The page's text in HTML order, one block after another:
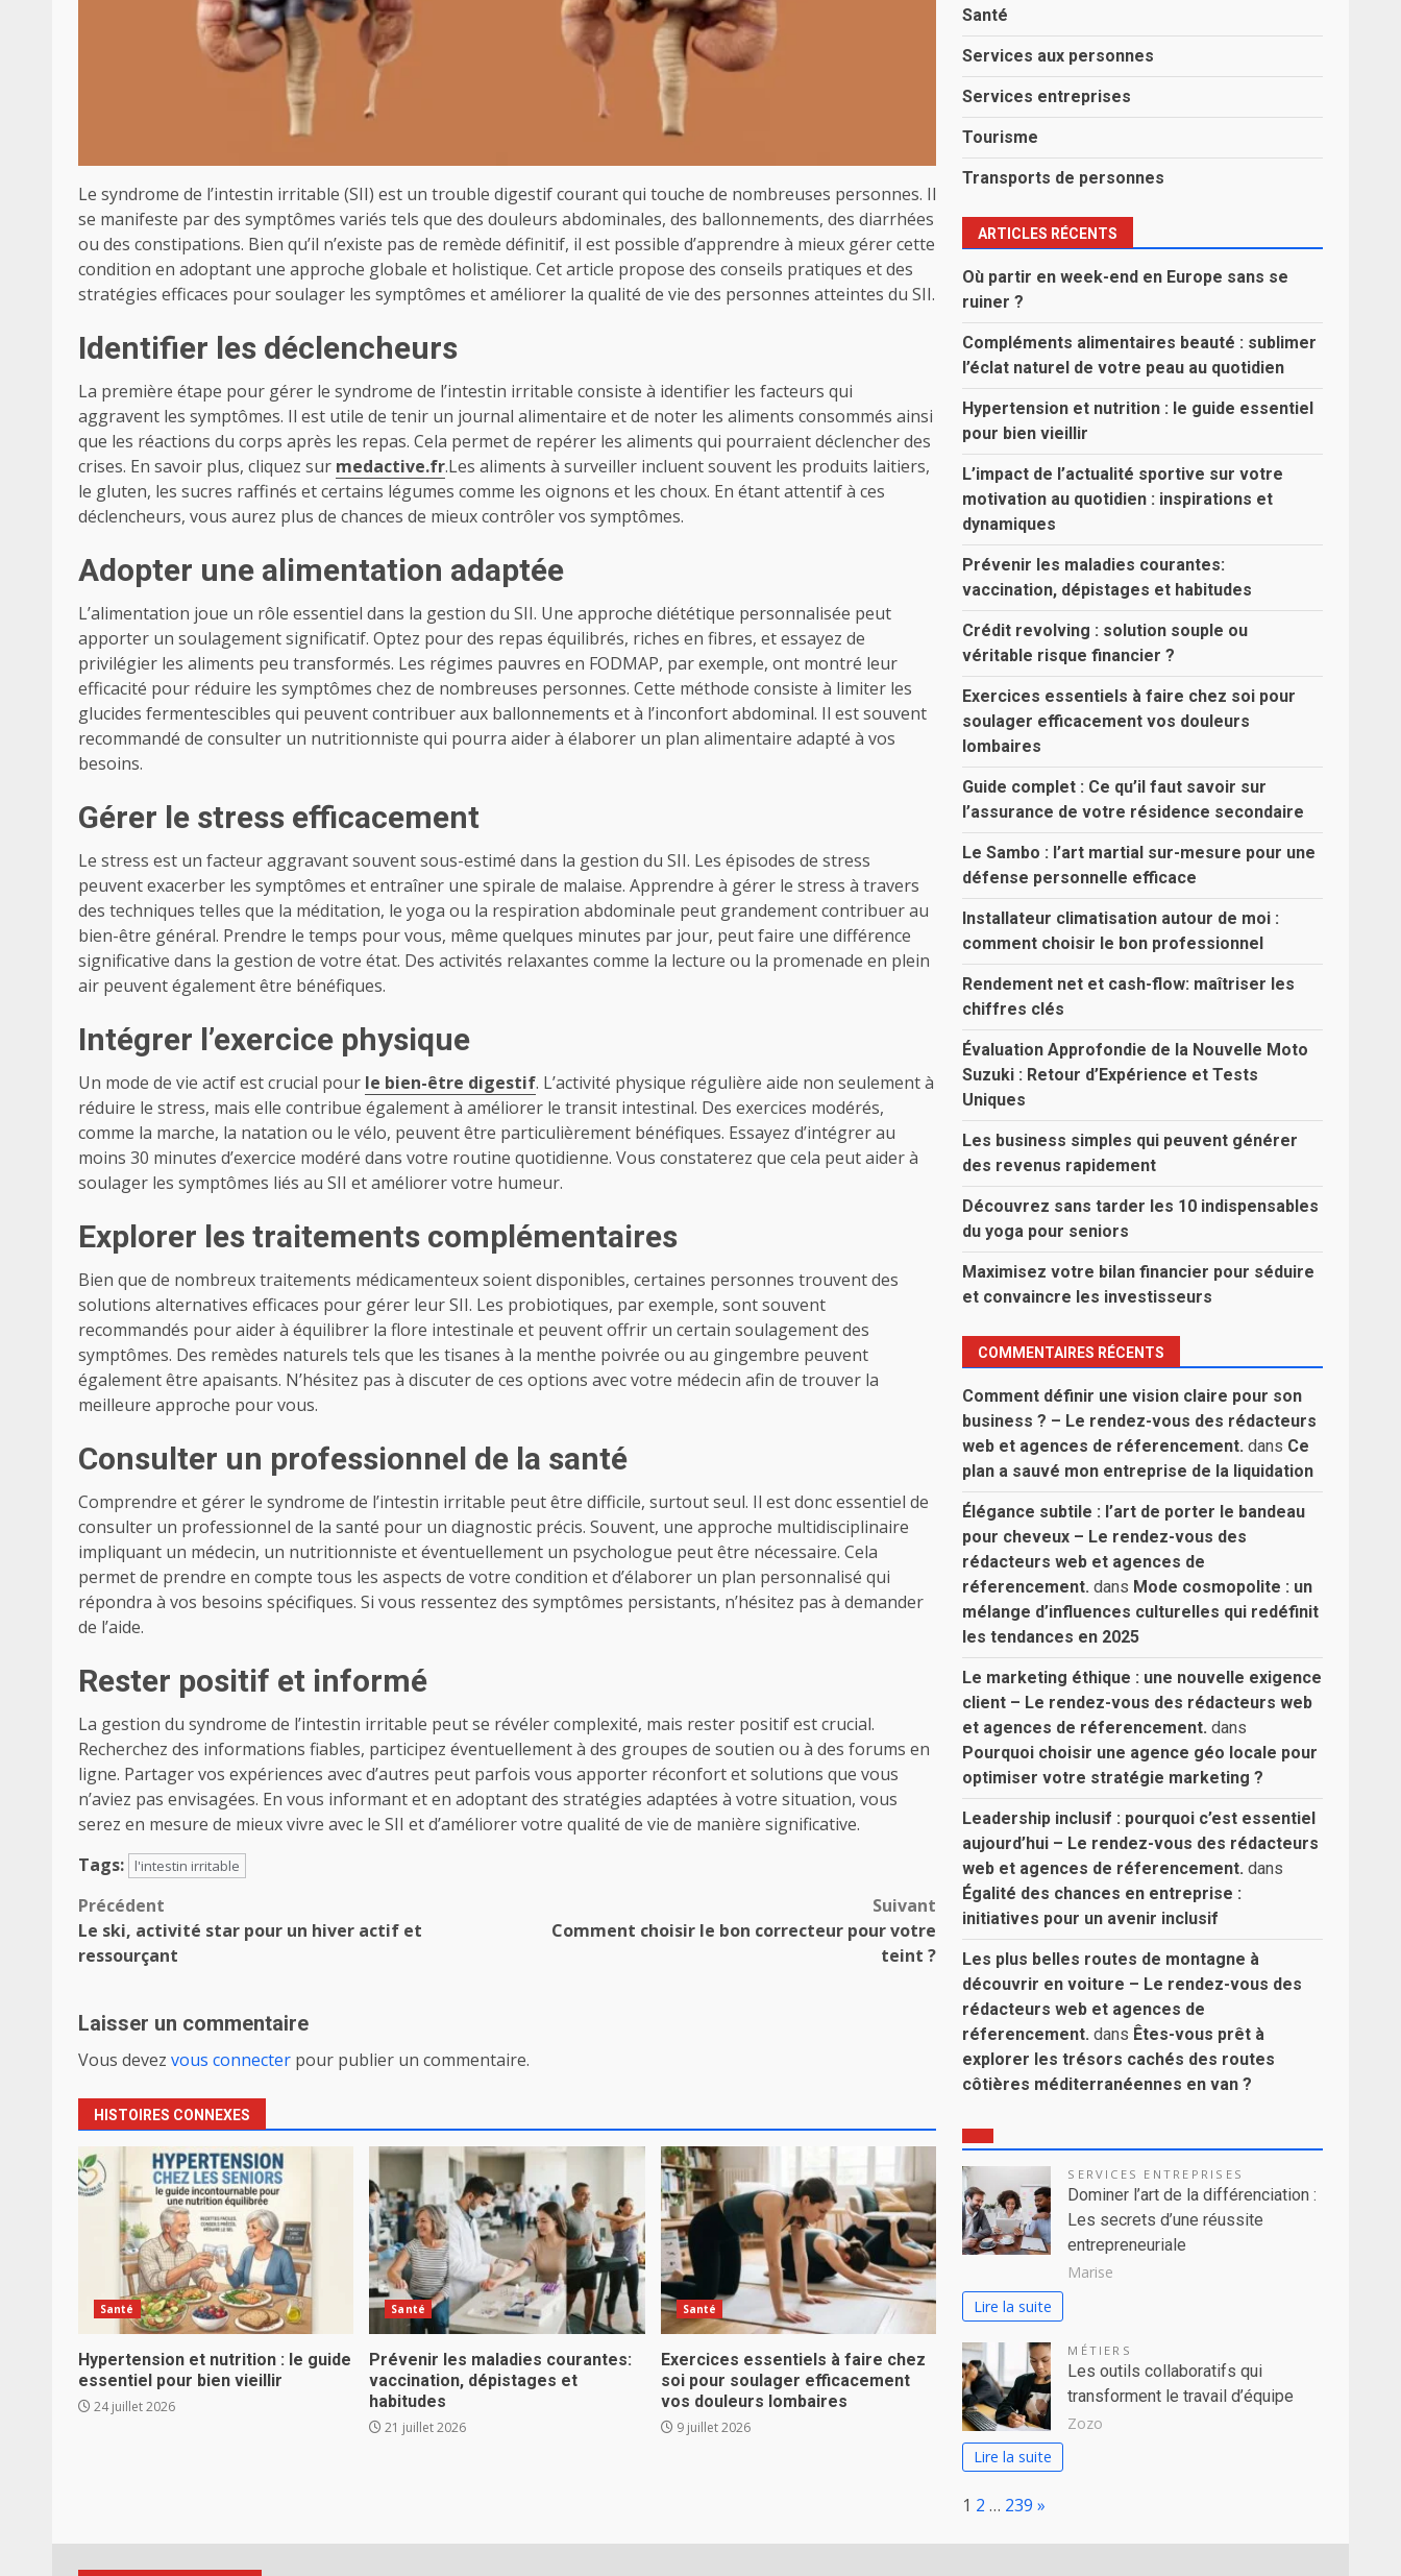
Le syndrome de l’intestin irritable (SII) est un trouble digestif courant qui touche de nombreuses personnes. Il
se manifeste par des symptômes variés tels que des douleurs abdominales, des ballonnements, des diarrhées
ou des constipations. Bien qu’il n’existe pas de remède définitif, il est possible d’apprendre à mieux gérer cette
condition en adoptant une approche globale et holistique. Cet article propose des conseils pratiques et des
stratégies efficaces pour soulager les symptômes et améliorer la qualité de vie des personnes atteintes du SII.
Identifier les déclencheurs
La première étape pour gérer le syndrome de l’intestin irritable consiste à identifier les facteurs qui
aggravent les symptômes. Il est utile de tenir un journal alimentaire et de noter les aliments consommés ainsi
que les réactions du corps après les repas. Cela permet de repérer les aliments qui pourraient déclencher des
crises. En savoir plus, cliquez sur medactive.fr.Les aliments à surveiller incluent souvent les produits laitiers,
le gluten, les sucres raffinés et certains légumes comme les oignons et les choux. En étant attentif à ces
déclencheurs, vous aurez plus de chances de mieux contrôler vos symptômes.
Adopter une alimentation adaptée
L’alimentation joue un rôle essentiel dans la gestion du SII. Une approche diététique personnalisée peut
apporter un soulagement significatif. Optez pour des repas équilibrés, riches en fibres, et essayez de
privilégier les aliments peu transformés. Les régimes pauvres en FODMAP, par exemple, ont montré leur
efficacité pour réduire les symptômes chez de nombreuses personnes. Cette méthode consiste à limiter les
glucides fermentescibles qui peuvent contribuer aux ballonnements et à l’inconfort abdominal. Il est souvent
recommandé de consulter un nutritionniste qui pourra aider à élaborer un plan alimentaire adapté à vos
besoins.
Gérer le stress efficacement
Le stress est un facteur aggravant souvent sous-estimé dans la gestion du SII. Les épisodes de stress
peuvent exacerber les symptômes et entraîner une spirale de malaise. Apprendre à gérer le stress à travers
des techniques telles que la méditation, le yoga ou la respiration abdominale peut grandement contribuer au
bien-être général. Prendre le temps pour vous, même quelques minutes par jour, peut faire une différence
significative dans la gestion de votre état. Des activités relaxantes comme la lecture ou la promenade en plein
air peuvent également être bénéfiques.
Intégrer l’exercice physique
Un mode de vie actif est crucial pour le bien-être digestif. L’activité physique régulière aide non seulement à
réduire le stress, mais elle contribue également à améliorer le transit intestinal. Des exercices modérés,
comme la marche, la natation ou le vélo, peuvent être particulièrement bénéfiques. Essayez d’intégrer au
moins 30 minutes d’exercice modéré dans votre routine quotidienne. Vous constaterez que cela peut aider à
soulager les symptômes liés au SII et améliorer votre humeur.
Explorer les traitements complémentaires
Bien que de nombreux traitements médicamenteux soient disponibles, certaines personnes trouvent des
solutions alternatives efficaces pour gérer leur SII. Les probiotiques, par exemple, sont souvent
recommandés pour aider à équilibrer la flore intestinale et peuvent offrir un certain soulagement des
symptômes. Des remèdes naturels tels que les tisanes à la menthe poivrée ou au gingembre peuvent
également être apaisants. N’hésitez pas à discuter de ces options avec votre médecin afin de trouver la
meilleure approche pour vous.
Consulter un professionnel de la santé
Comprendre et gérer le syndrome de l’intestin irritable peut être difficile, surtout seul. Il est donc essentiel de
consulter un professionnel de la santé pour un diagnostic précis. Souvent, une approche multidisciplinaire
impliquant un médecin, un nutritionniste et éventuellement un psychologue peut être nécessaire. Cela
permet de prendre en compte tous les aspects de votre condition et d’élaborer un plan personnalisé qui
répondra à vos besoins spécifiques. Si vous ressentez des symptômes persistants, n’hésitez pas à demander
de l’aide.
Rester positif et informé
La gestion du syndrome de l’intestin irritable peut se révéler complexité, mais rester positif est crucial.
Recherchez des informations fiables, participez éventuellement à des groupes de soutien ou à des forums en
ligne. Partager vos expériences avec d’autres peut parfois vous apporter réconfort et solutions que vous
n’aviez pas envisagées. En vous informant et en adoptant des stratégies adaptées à votre situation, vous
serez en mesure de mieux vivre avec le SII et d’améliorer votre qualité de vie de manière significative.
Tags:
l'intestin irritable
Navigation
d’article
Précédent
Le ski, activité star pour un hiver actif et
ressourçant
Suivant
Comment choisir le bon correcteur pour votre
teint ?
Laisser un commentaire
Vous devez vous connecter pour publier un commentaire.
HISTOIRES CONNEXES
Santé
Hypertension et nutrition : le guide
essentiel pour bien vieillir
24 juillet 2026
Santé
Prévenir les maladies courantes:
vaccination, dépistages et
habitudes
21 juillet 2026
Santé
Exercices essentiels à faire chez
soi pour soulager efficacement
vos douleurs lombaires
9 juillet 2026
Santé
Services aux personnes
Services entreprises
Tourisme
Transports de personnes
ARTICLES RÉCENTS
Où partir en week-end en Europe sans se
ruiner ?
Compléments alimentaires beauté : sublimer
l’éclat naturel de votre peau au quotidien
Hypertension et nutrition : le guide essentiel
pour bien vieillir
L’impact de l’actualité sportive sur votre
motivation au quotidien : inspirations et
dynamiques
Prévenir les maladies courantes:
vaccination, dépistages et habitudes
Crédit revolving : solution souple ou
véritable risque financier ?
Exercices essentiels à faire chez soi pour
soulager efficacement vos douleurs
lombaires
Guide complet : Ce qu’il faut savoir sur
l’assurance de votre résidence secondaire
Le Sambo : l’art martial sur-mesure pour une
défense personnelle efficace
Installateur climatisation autour de moi :
comment choisir le bon professionnel
Rendement net et cash-flow: maîtriser les
chiffres clés
Évaluation Approfondie de la Nouvelle Moto
Suzuki : Retour d’Expérience et Tests
Uniques
Les business simples qui peuvent générer
des revenus rapidement
Découvrez sans tarder les 10 indispensables
du yoga pour seniors
Maximisez votre bilan financier pour séduire
et convaincre les investisseurs
COMMENTAIRES RÉCENTS
Comment définir une vision claire pour son
business ? – Le rendez-vous des rédacteurs
web et agences de réferencement. dans Ce
plan a sauvé mon entreprise de la liquidation
Élégance subtile : l’art de porter le bandeau
pour cheveux – Le rendez-vous des
rédacteurs web et agences de
réferencement. dans Mode cosmopolite : un
mélange d’influences culturelles qui redéfinit
les tendances en 2025
Le marketing éthique : une nouvelle exigence
client – Le rendez-vous des rédacteurs web
et agences de réferencement. dans
Pourquoi choisir une agence géo locale pour
optimiser votre stratégie marketing ?
Leadership inclusif : pourquoi c’est essentiel
aujourd’hui – Le rendez-vous des rédacteurs
web et agences de réferencement. dans
Égalité des chances en entreprise :
initiatives pour un avenir inclusif
Les plus belles routes de montagne à
découvrir en voiture – Le rendez-vous des
rédacteurs web et agences de
réferencement. dans Êtes-vous prêt à
explorer les trésors cachés des routes
côtières méditerranéennes en van ?
SERVICES ENTREPRISES
Dominer l’art de la différenciation :
Les secrets d’une réussite
entrepreneuriale
Marise
Lire la suite
MÉTIERS
Les outils collaboratifs qui
transforment le travail d’équipe
Zozo
Lire la suite
Page:
1 2 … 239 Next
»